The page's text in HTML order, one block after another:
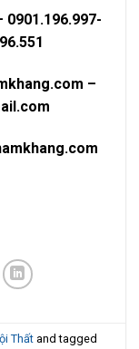
0901.196.997-
–
Thấtand tagged